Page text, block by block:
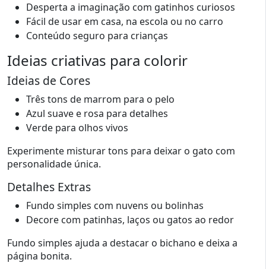
Desperta a imaginação com gatinhos curiosos
Fácil de usar em casa, na escola ou no carro
Conteúdo seguro para crianças
Ideias criativas para colorir
Ideias de Cores
Três tons de marrom para o pelo
Azul suave e rosa para detalhes
Verde para olhos vivos
Experimente misturar tons para deixar o gato com
personalidade única.
Detalhes Extras
Fundo simples com nuvens ou bolinhas
Decore com patinhas, laços ou gatos ao redor
Fundo simples ajuda a destacar o bichano e deixa a
página bonita.